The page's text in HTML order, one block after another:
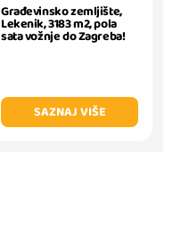
Građevinsko zemljište,
Lekenik, 3183 m2, pola
sata vožnje do Zagreba!
SAZNAJ VIŠE